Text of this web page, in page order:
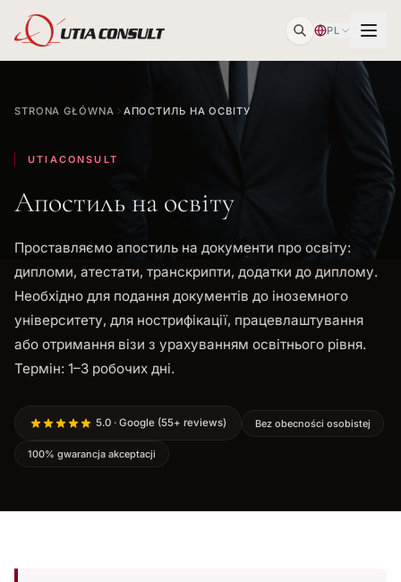
PL
STRONA GŁÓWNA АПОСТИЛЬ НА ОСВІТУ
UTIACONSULT
Апостиль на освіту
Проставляємо апостиль на документи про освіту:
дипломи, атестати, транскрипти, додатки до диплому.
Необхідно для подання документів до іноземного
університету, для нострифікації, працевлаштування
або отримання візи з урахуванням освітнього рівня.
Термін: 1–3 робочих дні.
5.0 · Google (55+ reviews) Bez obecności osobistej
100% gwarancja akceptacji